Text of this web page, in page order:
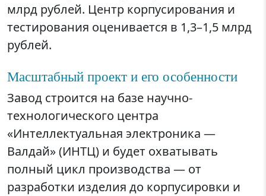
млрд рублей. Центр корпусирования и
тестирования оценивается в 1,3–1,5 млрд
рублей.
Масштабный проект и его особенности
Завод строится на базе научно-
технологического центра
«Интеллектуальная электроника —
Валдай» (ИНТЦ) и будет охватывать
полный цикл производства — от
разработки изделия до корпусировки и